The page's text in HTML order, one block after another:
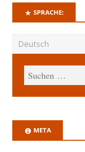
SPRACHE:
META